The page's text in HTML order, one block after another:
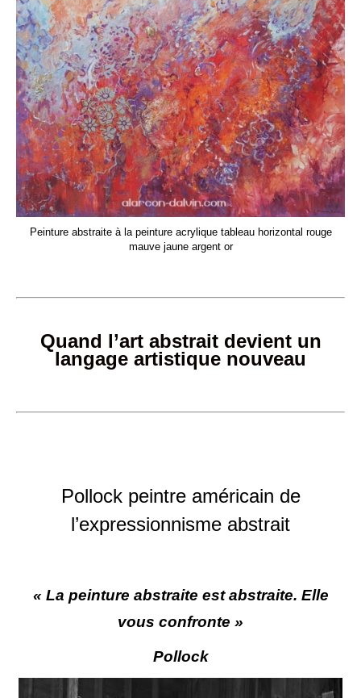
Peinture abstraite à la peinture acrylique tableau horizontal rouge
mauve jaune argent or
Quand l’art abstrait devient un
langage artistique nouveau
Pollock peintre américain de
l’expressionnisme abstrait
« La peinture abstraite est abstraite. Elle
vous confronte »
Pollock